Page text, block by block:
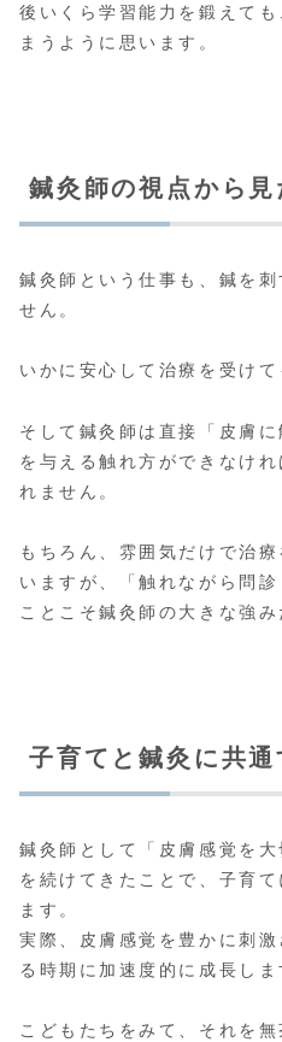
後いくら学習能力を鍛えて
まうように思います。
鍼灸師の視点から見
鍼灸師という仕事も、鍼を
せん。
いかに安心して治療を受けて
そして鍼灸師は直接「皮膚
を与える触れ方ができなけ
れません。
もちろん、雰囲気だけで治
いますが、「触れながら問
ことこそ鍼灸師の大きな強み
子育てと鍼灸に共通
鍼灸師として「皮膚感覚を
を続けてきたことで、子育
ます。
実際、皮膚感覚を豊かに刺
る時期に加速度的に成長しま
こどもたちをみて、それを